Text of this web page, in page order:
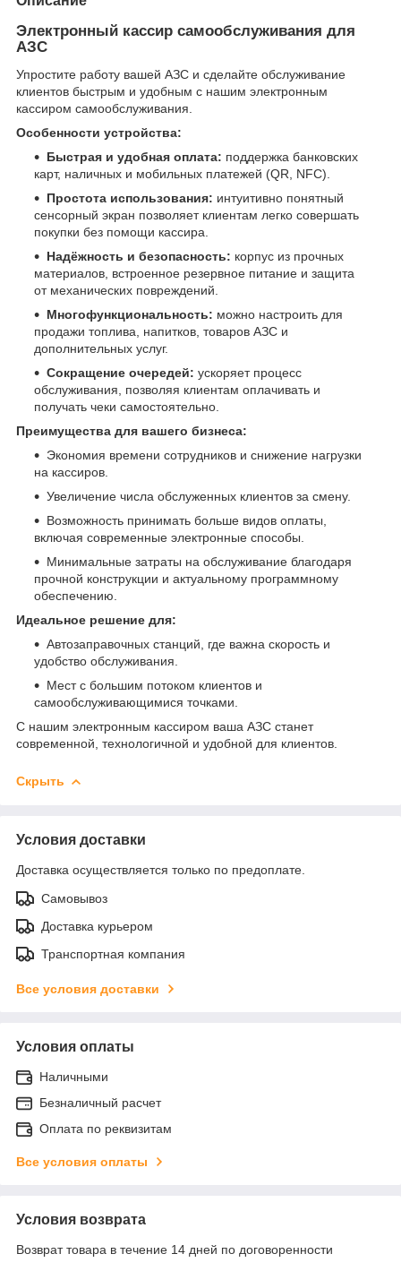
Электронный кассир самообслуживания для
АЗС
Упростите работу вашей АЗС и сделайте обслуживание
клиентов быстрым и удобным с нашим электронным
кассиром самообслуживания.
Особенности устройства:
Быстрая и удобная оплата: поддержка банковских
карт, наличных и мобильных платежей (QR, NFC).
Простота использования: интуитивно понятный
сенсорный экран позволяет клиентам легко совершать
покупки без помощи кассира.
Надёжность и безопасность: корпус из прочных
материалов, встроенное резервное питание и защита
от механических повреждений.
Многофункциональность: можно настроить для
продажи топлива, напитков, товаров АЗС и
дополнительных услуг.
Сокращение очередей: ускоряет процесс
обслуживания, позволяя клиентам оплачивать и
получать чеки самостоятельно.
Преимущества для вашего бизнеса:
Экономия времени сотрудников и снижение нагрузки
на кассиров.
Увеличение числа обслуженных клиентов за смену.
Возможность принимать больше видов оплаты,
включая современные электронные способы.
Минимальные затраты на обслуживание благодаря
прочной конструкции и актуальному программному
обеспечению.
Идеальное решение для:
Автозаправочных станций, где важна скорость и
удобство обслуживания.
Мест с большим потоком клиентов и
самообслуживающимися точками.
С нашим электронным кассиром ваша АЗС станет
современной, технологичной и удобной для клиентов.
Скрыть
Условия доставки
Доставка осуществляется только по предоплате.
Самовывоз
Доставка курьером
Транспортная компания
Все условия доставки
Условия оплаты
Наличными
Безналичный расчет
Оплата по реквизитам
Все условия оплаты
Условия возврата
Возврат товара в течение 14 дней по договоренности